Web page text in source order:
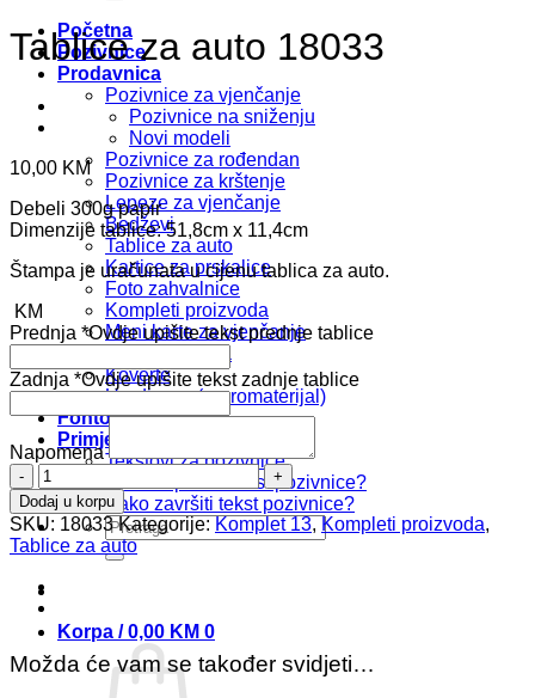
Početna
Pozivnice
Prodavnica
Pozivnice za vjenčanje
Pozivnice na sniženju
Novi modeli
Pozivnice za rođendan
Pozivnice za krštenje
Lepeze za vjenčanje
Bedževi
Tablice za auto
Kartice za prskalice
Foto zahvalnice
Kompleti proizvoda
Meni karte za vjenčanje
Koverte
Uradi sam (repromaterijal)
Fontovi i Boje
Primjeri Tekstova
Tekstovi za pozivnice
Kako započeti tekst pozivnice?
Kako završiti tekst pozivnice?
Pretraži:
Korpa /0,00 KM 0
Tablice za auto 18033
10,00 KM
Debeli 300g papir
Dimenzije tablice: 51,8cm x 11,4cm
Štampa je uračunata u cijenu tablica za auto.
KM
Prednja *Ovdje upišite tekst prednje tablice
Zadnja *Ovdje upišite tekst zadnje tablice
Napomena
Tablice
za
auto
18033
količina
Dodaj u korpu
SKU: 18033 Kategorije: Komplet 13, Kompleti proizvoda,
Tablice za auto
Možda će vam se također svidjeti…